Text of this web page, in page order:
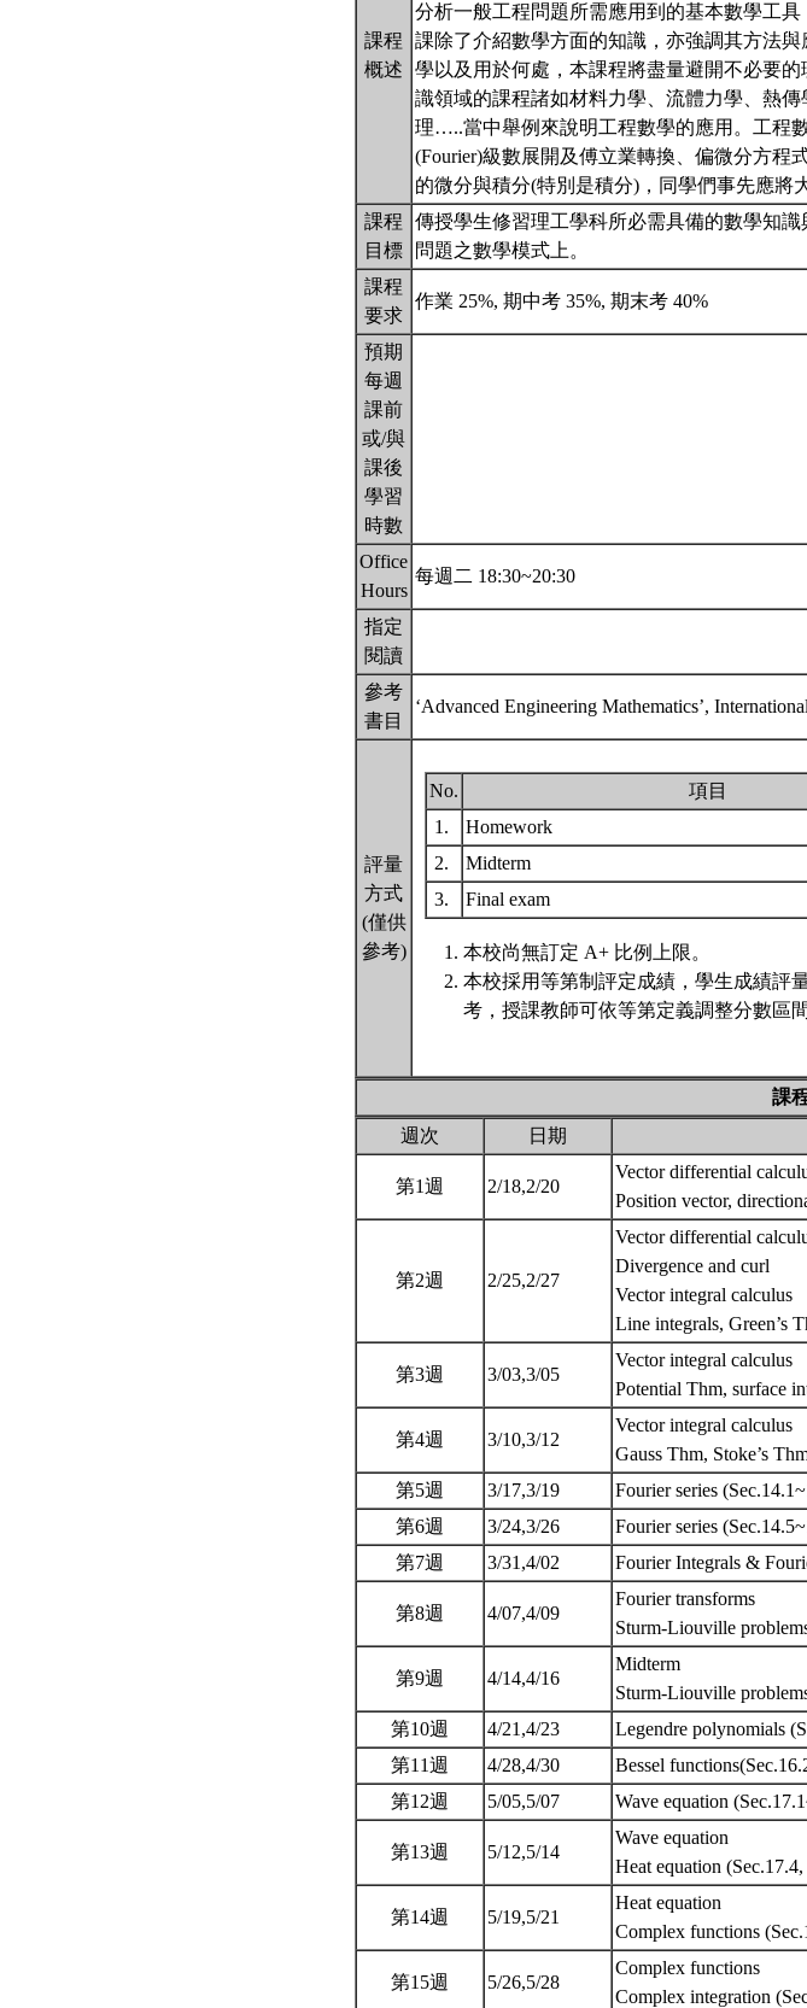
課程
概述
分析一般工程問題所需應用到的基本數學工
課除了介紹數學方面的知識，亦強調其方法
學以及用於何處，本課程將盡量避開不必要
識領域的課程諸如材料力學、流體力學、熱
理…..當中舉例來說明工程數學的應用。工程
(Fourier)級數展開及傅立業轉換、偏微分方程
的微分與積分(特別是積分)，同學們事先應將
課程
目標
傳授學生修習理工學科所必需具備的數學知
問題之數學模式上。
課程
要求
作業 25%, 期中考 35%, 期末考 40%
預期
每週
課前
或/與
課後
學習
時數
Office
Hours
每週二 18:30~20:30
指定
閱讀
參考
書目
‘Advanced Engineering Mathematics’,
評量
方式
(僅供
參考)
No. 項目
1.
Homework
2.
Midterm
3.
Final exam
本校尚無訂定 A+ 比例上限。
本校採用等第制評定成績，學生成績評
考，授課教師可依等第定義調整分數區
課
週次
日期
第1週 2/18,2/20
Vector differential
Position vector,
第2週 2/25,2/27
Vector differential
Divergence and curl
Vector integral calculus
Line integrals, Green’s
第3週 3/03,3/05
Vector integral calculus
Potential Thm, surface
第4週 3/10,3/12
Vector integral calculus
Gauss Thm, Stoke’s
第5週
3/17,3/19
Fourier series
第6週
3/24,3/26
Fourier series
第7週
3/31,4/02 Fourier Integrals &
第8週 4/07,4/09
Fourier transforms
Sturm-Liouville
第9週 4/14,4/16
Midterm
Sturm-Liouville
第10週
4/21,4/23
Legendre polynomials
第11週
4/28,4/30
Bessel
第12週
5/05,5/07 Wave equation
第13週 5/12,5/14
Wave equation
Heat equation
第14週 5/19,5/21
Heat equation
Complex functions
第15週 5/26,5/28
Complex functions
Complex integration